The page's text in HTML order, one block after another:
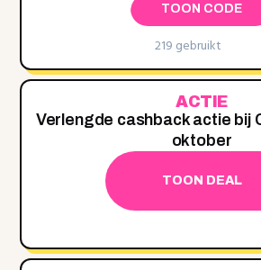
TOON CODE
219 gebruikt
ACTIE
Verlengde cashback actie bij
oktober
TOON DEAL